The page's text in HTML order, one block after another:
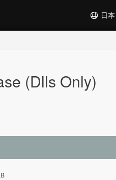
日本
(Dlls Only)